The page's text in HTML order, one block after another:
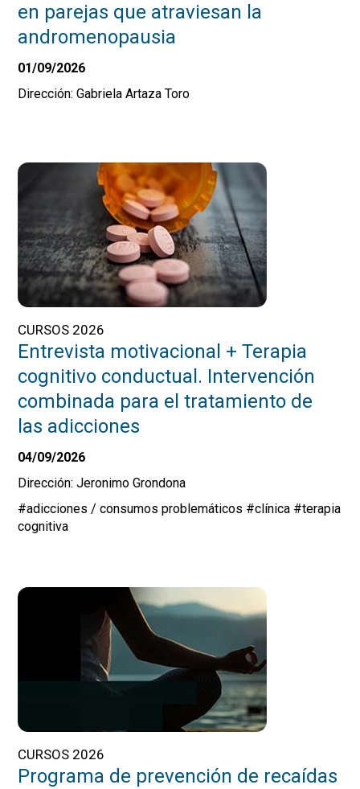
en parejas que atraviesan la
andromenopausia
01/09/2026
Dirección: Gabriela Artaza Toro
CURSOS 2026
Entrevista motivacional + Terapia
cognitivo conductual. Intervención
combinada para el tratamiento de
las adicciones
04/09/2026
Dirección: Jeronimo Grondona
#adicciones / consumos problemáticos #clínica #terapia
cognitiva
CURSOS 2026
Programa de prevención de recaídas